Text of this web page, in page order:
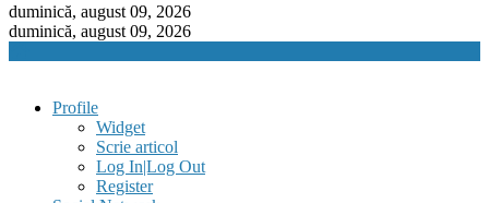
to
content
duminică, august 09, 2026
duminică, august 09, 2026
Profile
Widget
Scrie articol
Log In|Log Out
Register